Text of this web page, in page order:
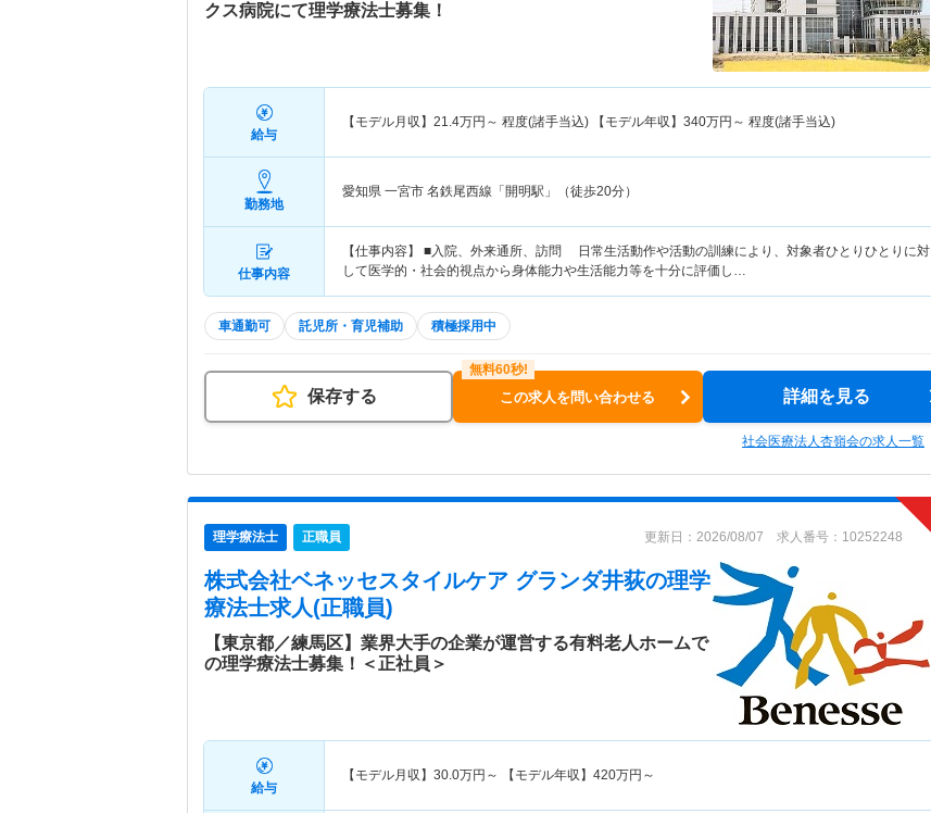
クス病院にて理学療法士募集！
給与
【モデル月収】 21.4万円～ 程度(諸手当込) 【モデル年収】 340万円～ 程度(諸手当込)
勤務地
愛知県 一宮市 名鉄尾西線「開明駅」（徒歩20分）
仕事内容
【仕事内容】 ■入院、外来通所、訪問 日常生活動作や活動の訓練により、対象者ひとりひとりに対
して医学的・社会的視点から身体能力や生活能力等を十分に評価し…
車通勤可 託児所・育児補助 積極採用中
保存する この求人を問い合わせる 詳細を見る
社会医療法人杏嶺会の求人一覧
理学療法士 正職員 更新日：2026/08/07 求人番号：10252248
株式会社ベネッセスタイルケア グランダ井荻の理学
療法士求人(正職員)
【東京都／練馬区】業界大手の企業が運営する有料老人ホームで
の理学療法士募集！＜正社員＞
給与
【モデル月収】 30.0万円～ 【モデル年収】 420万円～